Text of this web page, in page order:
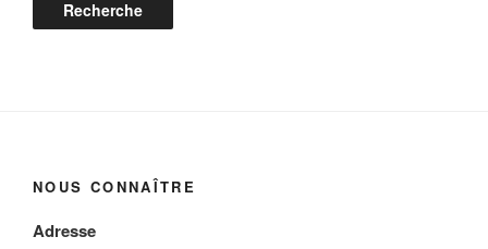
Recherche
NOUS CONNAÎTRE
Adresse